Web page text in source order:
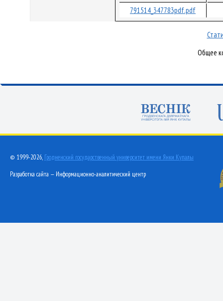
791514_347783pdf.pdf
Общее
© 1999-2026, Гродненский государственный университет имени Янки Купалы
Разработка сайта — Информационно-аналитический центр